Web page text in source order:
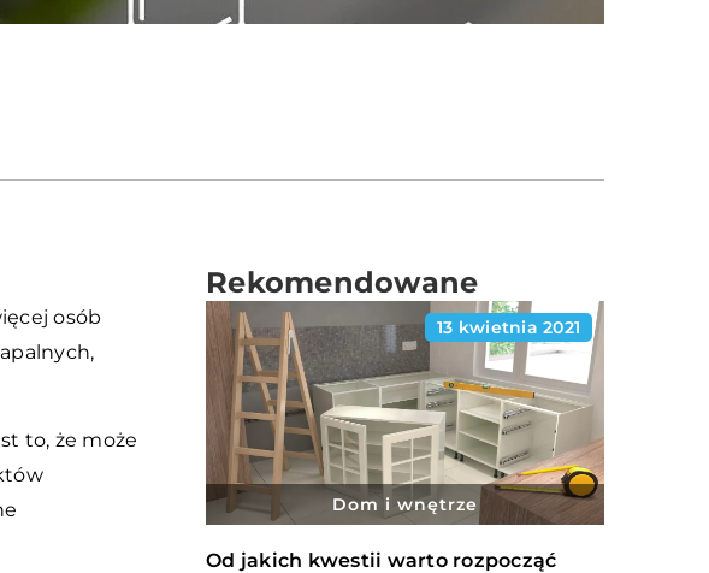
osób
to, że może
Rekomendowane
13 kwietnia 2021
Dom i wnętrze
Od jakich kwestii warto rozpocząć